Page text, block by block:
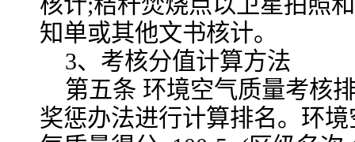
知单或其他文书核计。
3、考核分值计算方法
第五条 环境空气质量考核
奖惩办法进行计算排名。环